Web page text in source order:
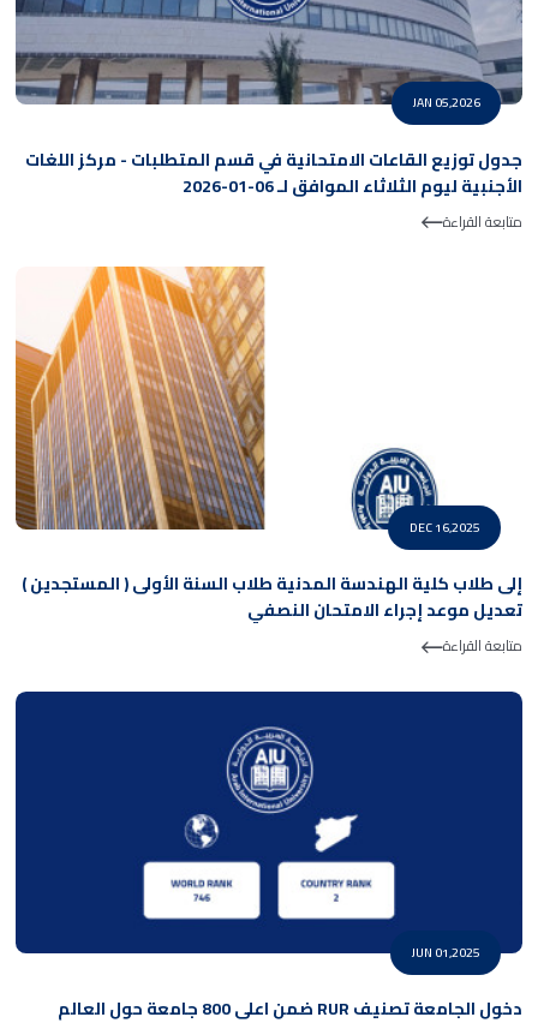
JAN 05,2026
جدول توزيع القاعات الامتحانية في قسم المتطلبات - مركز اللغات
الأجنبية ليوم الثلاثاء الموافق لـ 06-01-2026
متابعة القراءة
DEC 16,2025
إلى طلاب كلية الهندسة المدنية طلاب السنة الأولى ( المستجدين )
تعديل موعد إجراء الامتحان النصفي
متابعة القراءة
JUN 01,2025
دخول الجامعة تصنيف RUR ضمن اعلى 800 جامعة حول العالم